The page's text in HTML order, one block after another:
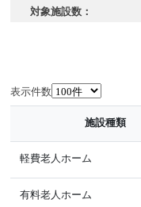
対象施設数：
表示件数
施設種類
軽費老人ホーム
有料老人ホーム